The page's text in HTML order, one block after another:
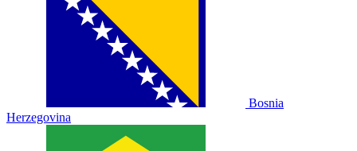
Bosnia
Herzegovina